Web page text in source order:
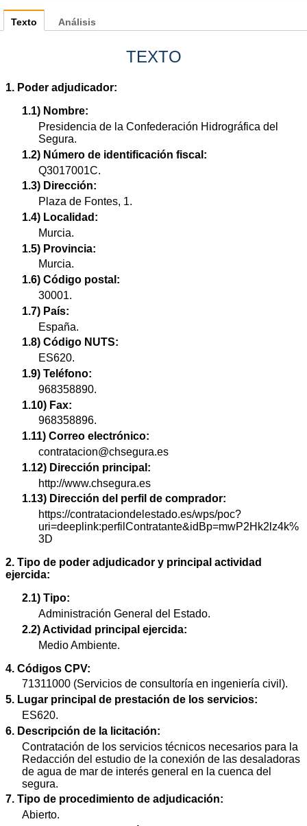
Texto
TEXTO
1. Poder adjudicador:
1.1) Nombre:
Presidencia de la Confederación Hidrográfica del
Segura.
1.2) Número de identificación fiscal:
Q3017001C.
1.3) Dirección:
Plaza de Fontes, 1.
1.4) Localidad:
Murcia.
1.5) Provincia:
Murcia.
1.6) Código postal:
30001.
1.7) País:
España.
1.8) Código NUTS:
ES620.
1.9) Teléfono:
968358890.
1.10) Fax:
968358896.
1.11) Correo electrónico:
contratacion@chsegura.es
1.12) Dirección principal:
http://www.chsegura.es
1.13) Dirección del perfil de comprador:
https://contrataciondelestado.es/wps/poc?
uri=deeplink:perfilContratante&idBp=mwP2Hk2lz4k%
3D
2. Tipo de poder adjudicador y principal actividad
ejercida:
2.1) Tipo:
Administración General del Estado.
2.2) Actividad principal ejercida:
Medio Ambiente.
4. Códigos CPV:
71311000 (Servicios de consultoría en ingeniería civil).
5. Lugar principal de prestación de los servicios:
ES620.
6. Descripción de la licitación:
Contratación de los servicios técnicos necesarios para la
Redacción del estudio de la conexión de las desaladoras
de agua de mar de interés general en la cuenca del
segura.
7. Tipo de procedimiento de adjudicación:
Abierto.
Análisis